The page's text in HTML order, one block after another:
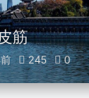
筋
245 0